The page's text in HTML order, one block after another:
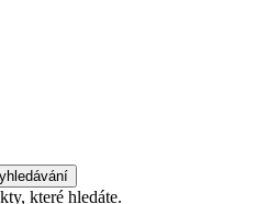
které hledáte.